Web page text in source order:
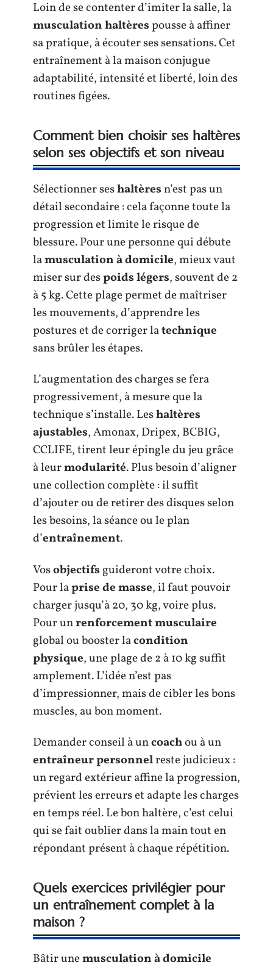
Loin de se contenter d’imiter la salle, la
musculation haltèrespousse à affiner
sa pratique, à écouter ses sensations. Cet
entraînement à la maison conjugue
adaptabilité, intensité et liberté, loin des
routines figées.
Comment bien choisir ses haltères
selon ses objectifs et son niveau
Sélectionner seshaltèresn’est pas un
détail secondaire : cela façonne toute la
progression et limite le risque de
blessure. Pour une personne qui débute
lamusculation à domicile, mieux vaut
miser sur despoids légers, souvent de 2
à 5 kg. Cette plage permet de maîtriser
les mouvements, d’apprendre les
postures et de corriger latechnique
sans brûler les étapes.
L’augmentation des charges se fera
progressivement, à mesure que la
technique s’installe. Leshaltères
ajustables, Amonax, Dripex, BCBIG,
CCLIFE, tirent leur épingle du jeu grâce
à leurmodularité. Plus besoin d’aligner
une collection complète : il suffit
d’ajouter ou de retirer des disques selon
les besoins, la séance ou le plan
d’entraînement.
Vosobjectifs guideront votre choix.
Pour laprise de masse, il faut pouvoir
charger jusqu’à 20, 30 kg, voire plus.
Pour unrenforcement musculaire
global ou booster lacondition
physique, une plage de 2 à 10 kg suffit
amplement. L’idée n’est pas
d’impressionner, mais de cibler les bons
muscles, au bon moment.
Demander conseil à uncoachou à un
entraîneur personnelreste judicieux :
un regard extérieur affine la progression,
prévient les erreurs et adapte les charges
en temps réel. Le bon haltère, c’est celui
qui se fait oublier dans la main tout en
répondant présent à chaque répétition.
Quels exercices privilégier pour
un entraînement complet à la
maison ?
Bâtir unemusculation à domicile